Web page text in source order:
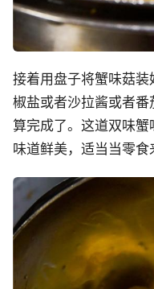
接着用盘子将蟹味菇
椒盐或者沙拉酱或者
算完成了。这道双味
味道鲜美，适当当零食